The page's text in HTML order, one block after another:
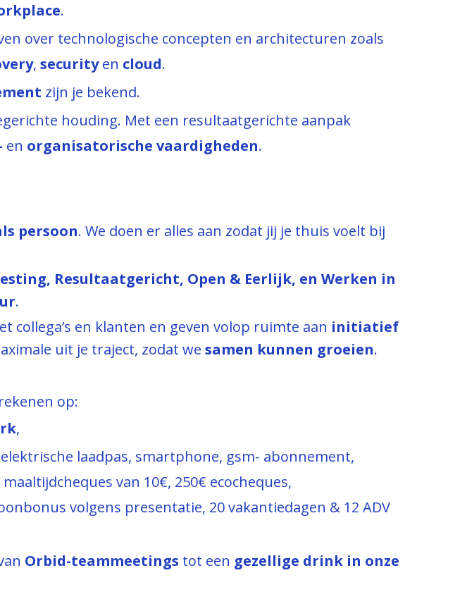
.
over technologische concepten en architecturen zoals
, securityen cloud.
zijn je bekend.
houding. Met een resultaatgerichte aanpak
en organisatorische vaardigheden.
persoon. We doen er alles aan zodat jij je thuis voelt bij
Resultaatgericht, Open & Eerlijk, en Werken in
.
collega’s en klanten en geven volop ruimte aan initiatief
uit je traject, zodat we samen kunnen groeien.
op:
,
laadpas, smartphone, gsm- abonnement,
van 10€, 250€ ecocheques,
volgens presentatie, 20 vakantiedagen & 12 ADV
Orbid-teammeetings tot een gezellige drink in onze